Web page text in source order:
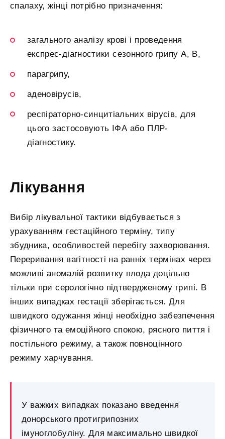
спалаху, жінці потрібно призначення:
загального аналізу крові і проведення
експрес-діагностики сезонного грипу А, В,
парагрипу,
аденовірусів,
респіраторно-синцитіальних вірусів, для
цього застосовують ІФА або ПЛР-
діагностику.
Лікування
Вибір лікувальної тактики відбувається з
урахуванням гестаційного терміну, типу
збудника, особливостей перебігу захворювання.
Переривання вагітності на ранніх термінах через
можливі аномалій розвитку плода доцільно
тільки при серологічно підтвердженому грипі. В
інших випадках гестації зберігається. Для
швидкого одужання жінці необхідно забезпечення
фізичного та емоційного спокою, рясного пиття і
постільного режиму, а також повноцінного
режиму харчування.
У важких випадках показано введення
донорського протигрипозних
імуноглобуліну. Для максимально швидкої